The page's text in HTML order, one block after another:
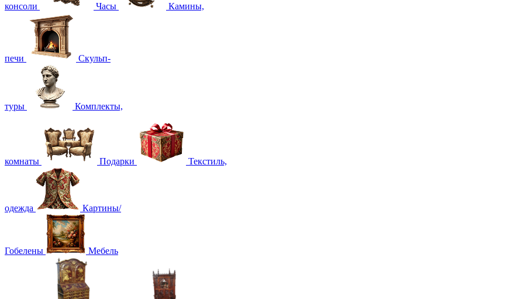
консоли Часы Камины,
печи Скульп-
туры Комплекты,
комнаты Подарки Текстиль,
одежда Картины/
Гобелены Мебель